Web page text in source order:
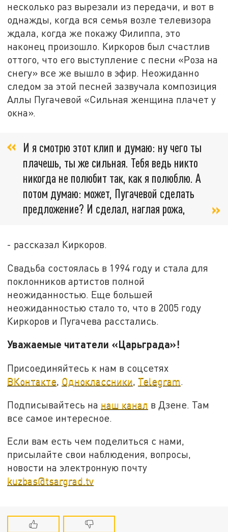
несколько раз вырезали из передачи, и вот в
однажды, когда вся семья возле телевизора
ждала, когда же покажу Филиппа, это
наконец произошло. Киркоров был счастлив
оттого, что его выступление с песни «Роза на
снегу» все же вышло в эфир. Неожиданно
следом за этой песней зазвучала композиция
Аллы Пугачевой «Сильная женщина плачет у
окна».
И я смотрю этот клип и думаю: ну чего ты
плачешь, ты же сильная. Тебя ведь никто
никогда не полюбит так, как я полюблю. А
потом думаю: может, Пугачевой сделать
предложение? И сделал, наглая рожа,
- рассказал Киркоров.
Свадьба состоялась в 1994 году и стала для
поклонников артистов полной
неожиданностью. Еще большей
неожиданностью стало то, что в 2005 году
Киркоров и Пугачева расстались.
Уважаемые читатели «Царьграда»!
Присоединяйтесь к нам в соцсетях
ВКонтакте, Одноклассники, Telegram.
Подписывайтесь на наш канал в Дзене. Там
все самое интересное.
Если вам есть чем поделиться с нами,
присылайте свои наблюдения, вопросы,
новости на электронную почту
kuzbas@tsargrad.tv